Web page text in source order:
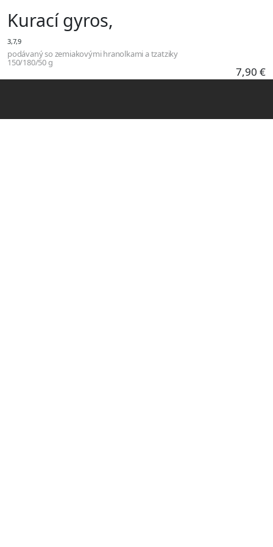
Kurací gyros,
3,7,9
podávaný so zemiakovými hranolkami a tzatziky
150/180/50 g
7,90 €